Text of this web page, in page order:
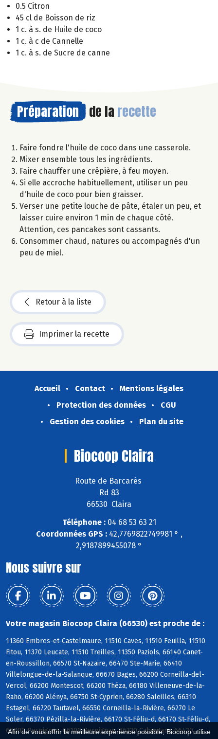
Afin de vous offrir la meilleure expérience possible, Biocoop utilise
0.5 Citron
45 cl de Boisson de riz
1 c. à s. de Huile de coco
1 c. à c de Cannelle
1 c. à s. de Sucre de canne
Préparation de la recette
Faire fondre l'huile de coco dans une casserole.
Mixer ensemble tous les ingrédients.
Faire chauffer une crêpière, à feu moyen.
Si elle accroche habituellement, utiliser un peu
d'huile de coco pour bien graisser.
Verser une petite louche de pâte, étaler un peu, et
laisser cuire environ 1 min de chaque côté.
Attention, ces pancakes sont cassants.
Consommer chaud, natures ou accompagnés d'un
peu de miel.
Retour à la liste
Imprimer la recette
Accueil Contact
Mentions légales
Protection des données
CGU
Gestion des cookies
Plan du site
Biocoop Claira
Route de Barcarès
Rd 83
66530 Claira
Téléphone :04 68 53 63 21
Coordonnées GPS :42,7769822749981 ° ,
2,9187899455078 °
Nous suivre sur
Votre magasin Biocoop Claira (66530) est proche de :
11360 Embres-et-Castelmaure, 11510 Caves, 11510 Feuilla, 11510
Fitou, 11370 Leucate, 11510 Treilles, 11350 Paziols, 66140 Canet-
en-Roussillon, 66570 St-Nazaire, 66470 Ste-Marie, 66410
Villelongue-de-la-Salanque, 66670 Bages, 66200 Corneilla-del-
Vercol, 66200 Montescot, 66200 Théza, 66180 Villeneuve-de-la-
Raho, 66200 Alénya, 66750 St-Cyprien, 66280 Saleilles, 66310
Estagel, 66720 Tautavel, 66550 Corneilla-la-Rivière, 66270 Le
Soler, 66370 Pézilla-la-Rivière, 66170 St-Féliu-d, 66170 St-Féliu-d,
66000 Perpignan, 66100 Perpignan, 66330 Cabestany, 66430